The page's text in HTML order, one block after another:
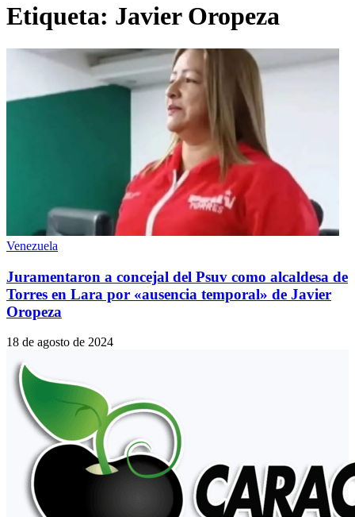
Etiqueta: Javier Oropeza
Venezuela
Juramentaron a concejal del Psuv como alcaldesa de
Torres en Lara por «ausencia temporal» de Javier
Oropeza
18 de agosto de 2024